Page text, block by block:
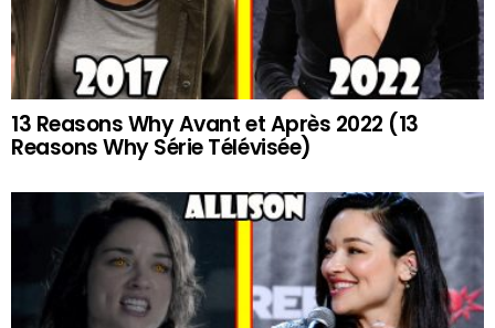
13 Reasons Why Avant et Après 2022 (13
Reasons Why Série Télévisée)